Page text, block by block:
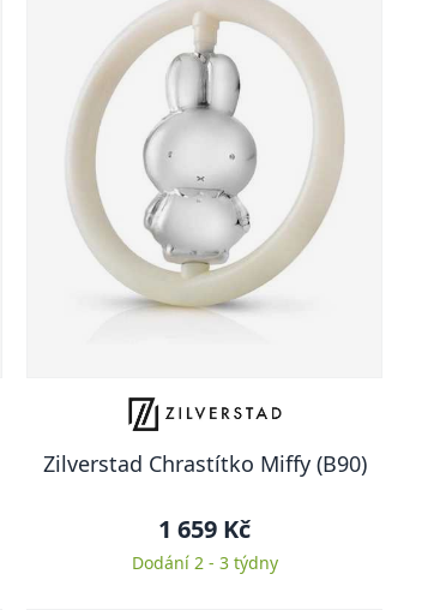
Zilverstad Chrastítko Miffy (B90)
1 659 Kč
Dodání 2 - 3 týdny